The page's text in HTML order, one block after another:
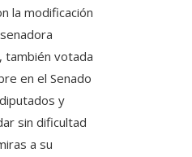
la modificación
también votada
en el Senado
y
sin dificultad
a su